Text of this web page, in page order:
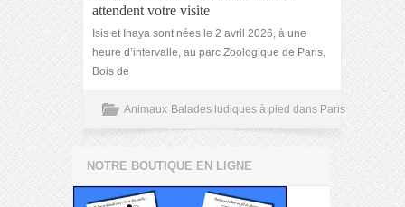
attendent votre visite
Isis et Inaya sont nées le 2 avril 2026, à une
heure d’intervalle, au parc Zoologique de Paris,
Bois de
Animaux Balades ludiques à pied dans Paris
NOTRE BOUTIQUE EN LIGNE